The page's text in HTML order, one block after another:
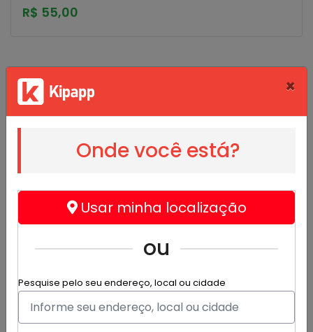
×
Onde você está?
Usar minha localização
ou
Pesquise pelo seu endereço, local ou cidade
R$ 55,00
Arubio Confeitaria
@arubioconfeitaria
Alimentos e bebidas - Confeitaria
especiais!
(85) 98171-0427